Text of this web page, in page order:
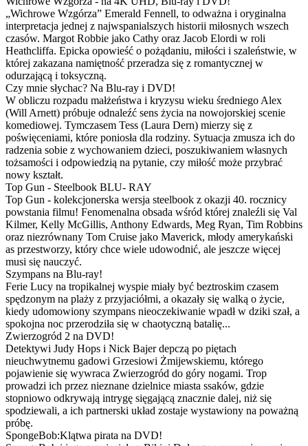
„Wichrowe Wzgórza” Emerald Fennell, to odważna i oryginalna
interpretacja jednej z najwspanialszych historii miłosnych wszech
czasów. Margot Robbie jako Cathy oraz Jacob Elordi w roli
Heathcliffa. Epicka opowieść o pożądaniu, miłości i szaleństwie, w
której zakazana namiętność przeradza się z romantycznej w
odurzającą i toksyczną.
Czy mnie słychac? Na Blu-ray i DVD!
W obliczu rozpadu małżeństwa i kryzysu wieku średniego Alex
(Will Arnett) próbuje odnaleźć sens życia na nowojorskiej scenie
komediowej. Tymczasem Tess (Laura Dern) mierzy się z
poświęceniami, które poniosła dla rodziny. Sytuacja zmusza ich do
radzenia sobie z wychowaniem dzieci, poszukiwaniem własnych
tożsamości i odpowiedzią na pytanie, czy miłość może przybrać
nowy kształt.
Top Gun - Steelbook BLU- RAY
Top Gun - kolekcjonerska wersja steelbook z okazji 40. rocznicy
powstania filmu! Fenomenalna obsada wśród której znaleźli się Val
Kilmer, Kelly McGillis, Anthony Edwards, Meg Ryan, Tim Robbins
oraz niezrównany Tom Cruise jako Maverick, młody amerykański
as przestworzy, który chce wiele udowodnić, ale jeszcze więcej
musi się nauczyć.
Szympans na Blu-ray!
Ferie Lucy na tropikalnej wyspie miały być beztroskim czasem
spędzonym na plaży z przyjaciółmi, a okazały się walką o życie,
kiedy udomowiony szympans nieoczekiwanie wpadł w dziki szał, a
spokojna noc przerodziła się w chaotyczną batalię...
Zwierzogród 2 na DVD!
Detektywi Judy Hops i Nick Bajer depczą po piętach
nieuchwytnemu gadowi Grzesiowi Żmijewskiemu, którego
pojawienie się wywraca Zwierzogród do góry nogami. Trop
prowadzi ich przez nieznane dzielnice miasta ssaków, gdzie
stopniowo odkrywają intrygę sięgającą znacznie dalej, niż się
spodziewali, a ich partnerski układ zostaje wystawiony na poważną
próbę.
SpongeBob:Klątwa pirata na DVD!